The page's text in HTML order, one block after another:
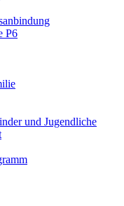
P6
und Jugendliche